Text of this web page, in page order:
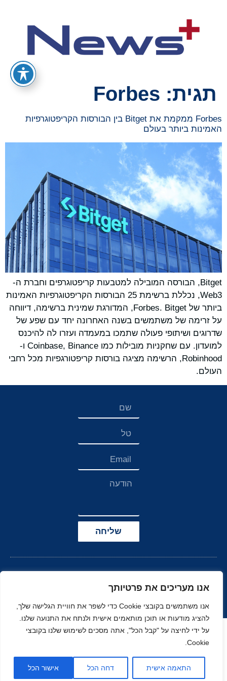
אנו מעריכים את פרטיותך
אנו משתמשים בקובצי Cookie כדי לשפר את חוויית הגלישה שלך,
להציג מודעות או תוכן מותאמים אישית ולנתח את התנועה שלנו.
על ידי לחיצה על "קבל הכל", אתה מסכים לשימוש שלנו בקובצי
Cookie.
התאמה אישית דחה הכל אישור הכל
תגית: Forbes
Forbes ממקמת את Bitget בין הבורסות הקריפטוגרפיות
האמינות ביותר בעולם
Bitget, הבורסה המובילה למטבעות קריפטוגרפים וחברת ה-
Web3, נכללת ברשימת 25 הבורסות הקריפטוגרפיות האמינות
ביותר של Forbes. Bitget, המדורגת שמינית ברשימה, דיווחה
על זרימה של משתמשים בשנה האחרונה יחד עם שפע של
שדרוגים ושיתופי פעולה שתמכו במעמדה ועזרו לה להיכנס
למועדון. עם שחקניות מובילות כמו Coinbase, Binance ו-
Robinhood, הרשימה מציגה בורסות קריפטורגפיות מכל רחבי
העולם.
שליחה
הצהרת נגישות
נוי
MOONART